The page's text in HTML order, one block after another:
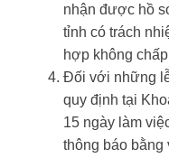
nhận được hồ
tỉnh có trách
hợp không
Đối với những
quy định tại
15 ngày làm
thông báo bằng